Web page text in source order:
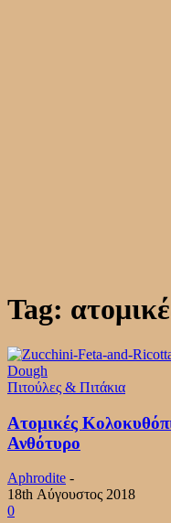
Tag:
Πιτούλες & Πιτάκια
Ατομικές
Ανθότυρο
Aphrodite -
18th Αύγουστος 2018
0